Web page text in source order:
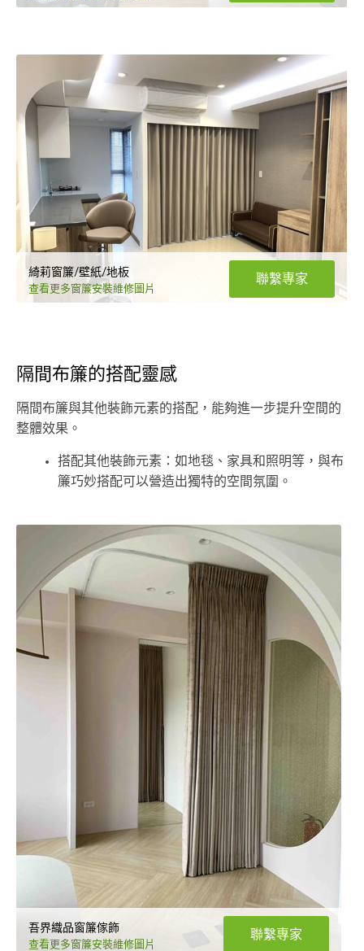
綺莉窗簾/壁紙/地板
查看更多窗簾安裝維修圖片
聯繫專家
隔間布簾的搭配靈感
隔間布簾與其他裝飾元素的搭配，能夠進一步提升空間的
整體效果。
搭配其他裝飾元素：如地毯、家具和照明等，與布
簾巧妙搭配可以營造出獨特的空間氛圍。
吾界織品窗簾傢飾
查看更多窗簾安裝維修圖片
聯繫專家